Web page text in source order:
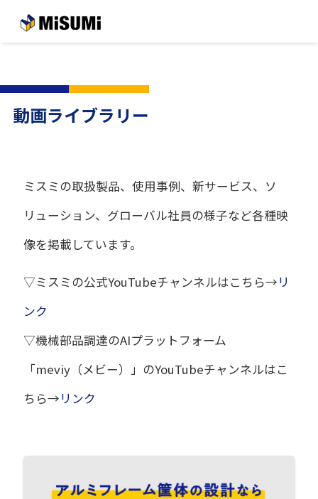
メインコンテンツへスキップする
動画ライブラリー
ミスミの取扱製品、使用事例、新サービス、ソ
リューション、グローバル社員の様子など各種映
像を掲載しています。
▽ミスミの公式YouTubeチャンネルはこちら→リ
ンク
▽機械部品調達のAIプラットフォーム
「meviy（メビー）」のYouTubeチャンネルはこ
ちら→リンク